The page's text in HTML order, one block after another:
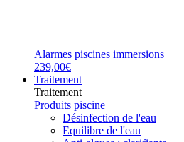
Alarmes piscines immersions
239,00€
Traitement
Traitement
Produits piscine
Désinfection de l'eau
Equilibre de l'eau